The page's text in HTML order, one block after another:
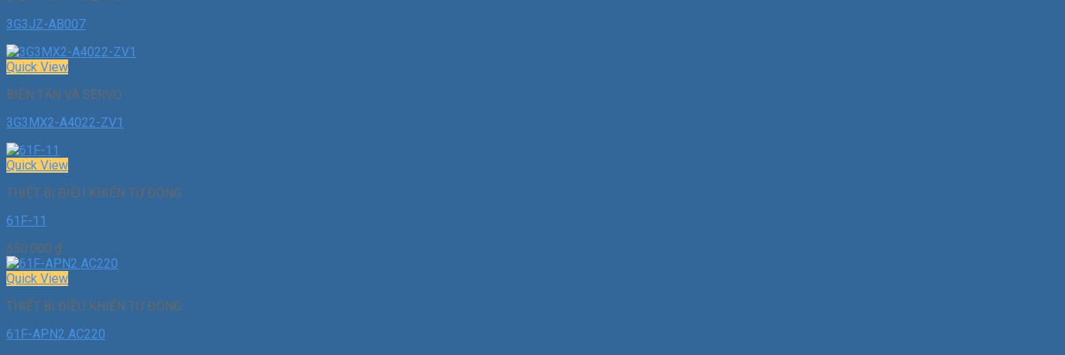
3G3JZ-AB007
Quick View
BIẾN TẦN VÀ SERVO
3G3MX2-A4022-ZV1
Quick View
THIẾT BỊ ĐIỀU KHIỂN TỰ ĐỘNG
61F-11
650.000 ₫
Quick View
THIẾT BỊ ĐIỀU KHIỂN TỰ ĐỘNG
61F-APN2 AC220